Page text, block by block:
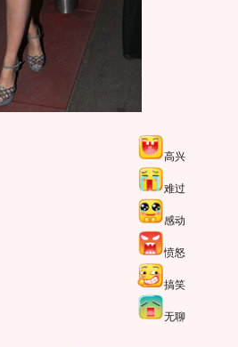
高兴
难过
感动
愤怒
搞笑
无聊